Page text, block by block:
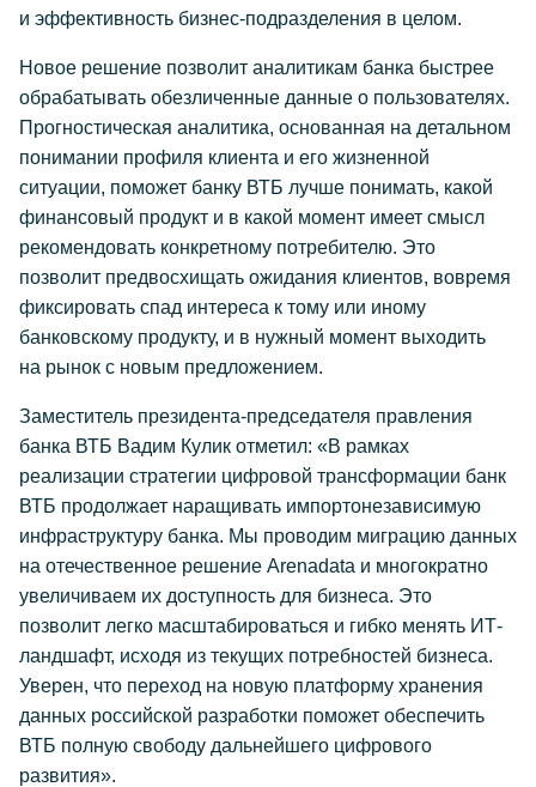
и эффективность бизнес-подразделения в целом.
Новое решение позволит аналитикам банка быстрее
обрабатывать обезличенные данные о пользователях.
Прогностическая аналитика, основанная на детальном
понимании профиля клиента и его жизненной
ситуации, поможет банку ВТБ лучше понимать, какой
финансовый продукт и в какой момент имеет смысл
рекомендовать конкретному потребителю. Это
позволит предвосхищать ожидания клиентов, вовремя
фиксировать спад интереса к тому или иному
банковскому продукту, и в нужный момент выходить
на рынок с новым предложением.
Заместитель президента-председателя правления
банка ВТБ Вадим Кулик отметил: «В рамках
реализации стратегии цифровой трансформации банк
ВТБ продолжает наращивать импортонезависимую
инфраструктуру банка. Мы проводим миграцию данных
на отечественное решение Arenadata и многократно
увеличиваем их доступность для бизнеса. Это
позволит легко масштабироваться и гибко менять ИТ-
ландшафт, исходя из текущих потребностей бизнеса.
Уверен, что переход на новую платформу хранения
данных российской разработки поможет обеспечить
ВТБ полную свободу дальнейшего цифрового
развития».